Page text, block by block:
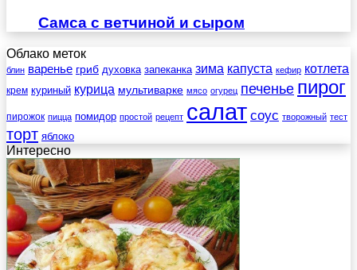
Самса с ветчиной и сыром
Облако меток
блин варенье гриб духовка запеканка зима капуста кефир котлета
крем куриный курица мультиварке мясо огурец печенье пирог
пирожок пицца помидор простой рецепт салат соус творожный тест
торт яблоко
Интересно